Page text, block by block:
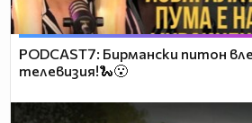
PODCAST7: Бирмански питон
телевизия!🐍😮